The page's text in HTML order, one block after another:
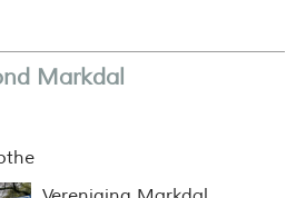
Markdal